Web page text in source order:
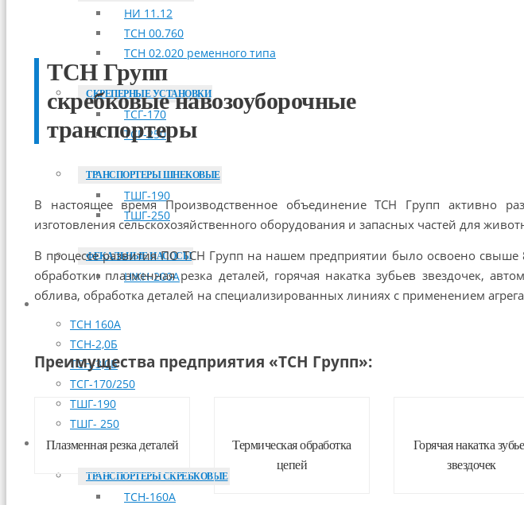
НИ 11.12
ТСН 00.760
ТСН 02.020 ременного типа
СКРЕПЕРНЫЕ УСТАНОВКИ
ТСГ-170
ТСГ-250
ТРАНСПОРТЕРЫ ШНЕКОВЫЕ
ТШГ-190
ТШГ-250
ФЕКАЛЬНЫЕ НАСОСЫ
НЖН-200А
МОНТАЖ
ТСН 160А
ТСН-2,0Б
ТСН-3,0Б
ТСГ-170/250
ТШГ-190
ТШГ- 250
ЗАПЧАСТИ
ТРАНСПОРТЕРЫ СКРЕБКОВЫЕ
ТСН-160А
ТСН Групп
скребковые навозоуборочные
транспортеры
В настоящее время Производственное объединение ТСН Групп активно
изготовления сельскохозяйственного оборудования и запасных частей для
В процессе развития ПО ТСН Групп на нашем предприятии было освоено свыше
обработки: плазменная резка деталей, горячая накатка зубьев звездочек,
облива, обработка деталей на специализированных линиях с применением
Преимущества предприятия «ТСН Групп»:
Плазменная резка деталей
Термическая обработка
цепей
Горячая накатка
звездочек